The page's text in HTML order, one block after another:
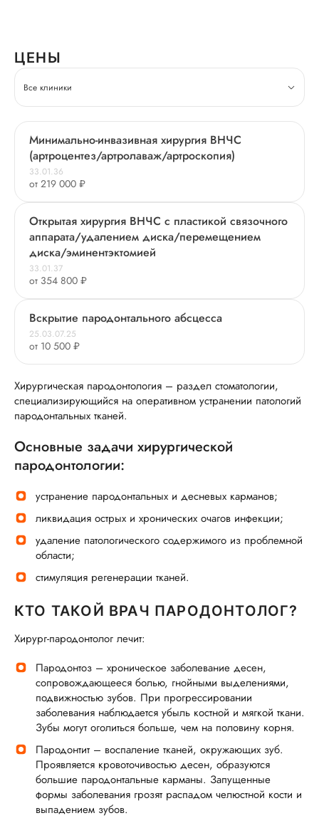
ЦЕНЫ
Все клиники
Минимально-инвазивная хирургия ВНЧС
(артроцентез/артролаваж/артроскопия)
33.01.36
от 219 000 ₽
Открытая хирургия ВНЧС с пластикой связочного
аппарата/удалением диска/перемещением
диска/эминентэктомией
33.01.37
от 354 800 ₽
Вскрытие пародонтального абсцесса
25.03.07.25
от 10 500 ₽
Хирургическая пародонтология – раздел стоматологии,
специализирующийся на оперативном устранении патологий
пародонтальных тканей.
Основные задачи хирургической
пародонтологии:
устранение пародонтальных и десневых карманов;
ликвидация острых и хронических очагов инфекции;
удаление патологического содержимого из проблемной
области;
стимуляция регенерации тканей.
КТО ТАКОЙ ВРАЧ ПАРОДОНТОЛОГ?
Хирург-пародонтолог лечит:
Пародонтоз – хроническое заболевание десен,
сопровождающееся болью, гнойными выделениями,
подвижностью зубов. При прогрессировании
заболевания наблюдается убыль костной и мягкой ткани.
Зубы могут оголиться больше, чем на половину корня.
Пародонтит – воспаление тканей, окружающих зуб.
Проявляется кровоточивостью десен, образуются
большие пародонтальные карманы. Запущенные
формы заболевания грозят распадом челюстной кости и
выпадением зубов.